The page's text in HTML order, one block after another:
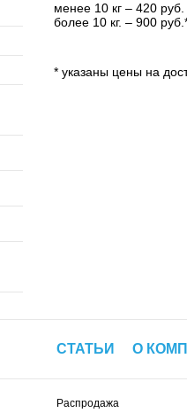
менее 10 кг – 420 руб.
более 10 кг. – 900
* указаны цены на
СТАТЬИ О
Распродажа